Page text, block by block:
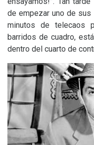
de empezar uno de
minutos de telecaos
barridos de cuadro,
dentro del cuarto de